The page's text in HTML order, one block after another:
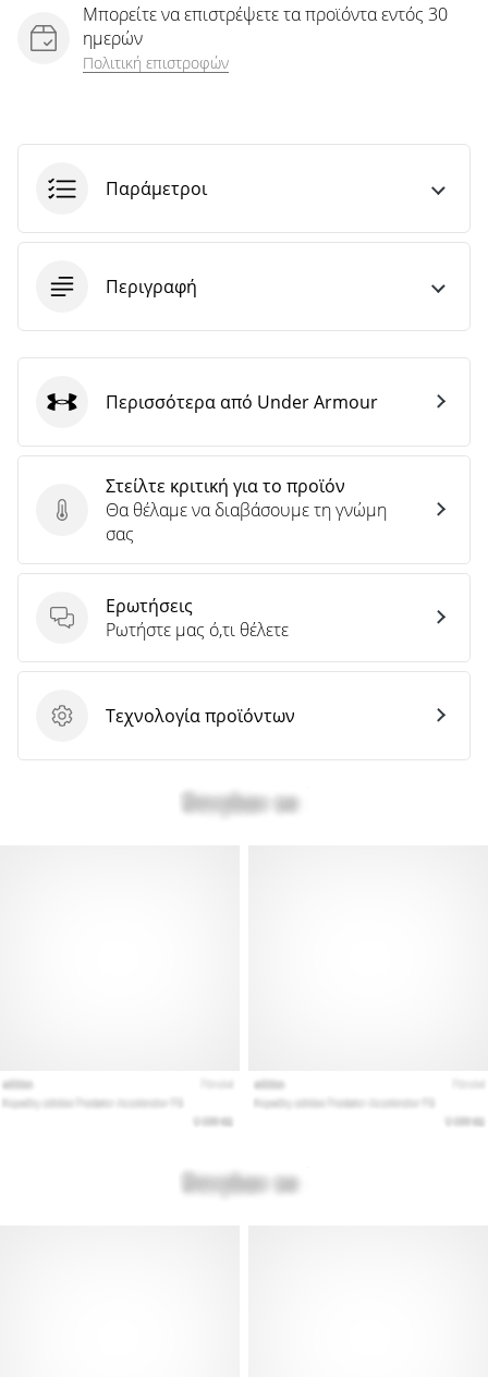
Μπορείτε να επιστρέψετε τα προϊόντα εντός 30
ημερών
Πολιτική επιστροφών
Παράμετροι
Περιγραφή
Στείλτε κριτική για το προϊόν
Στείλτε κριτική για το προϊόν
Θα θέλαμε να διαβάσουμε τη γνώμη
σας
Ερωτήσεις
Ερωτήσεις
Ρωτήστε μας ό,τι θέλετε
Τεχνολογία προϊόντων
Τεχνολογία προϊόντων
Under Armour
Περισσότερα από Under Armour